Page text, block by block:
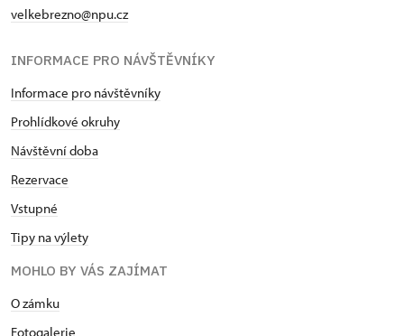
velkebrezno@npu.cz
INFORMACE PRO NÁVŠTĚVNÍKY
Informace pro návštěvníky
Prohlídkové okruhy
Návštěvní doba
Rezervace
Vstupné
Tipy na výlety
MOHLO BY VÁS ZAJÍMAT
O zámku
Fotogalerie